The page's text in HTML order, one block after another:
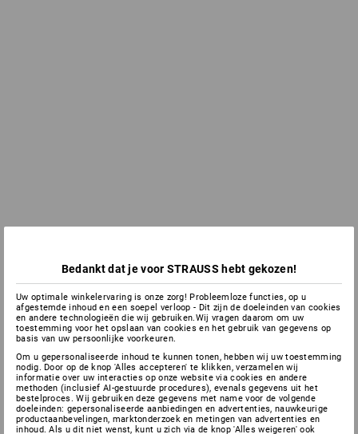
Bedankt dat je voor STRAUSS hebt gekozen!
Uw optimale winkelervaring is onze zorg! Probleemloze functies, op u
afgestemde inhoud en een soepel verloop - Dit zijn de doeleinden van cookies
en andere technologieën die wij gebruiken.Wij vragen daarom om uw
toestemming voor het opslaan van cookies en het gebruik van gegevens op
basis van uw persoonlijke voorkeuren.
Om u gepersonaliseerde inhoud te kunnen tonen, hebben wij uw toestemming
nodig. Door op de knop 'Alles accepteren' te klikken, verzamelen wij
informatie over uw interacties op onze website via cookies en andere
methoden (inclusief AI-gestuurde procedures), evenals gegevens uit het
bestelproces. Wij gebruiken deze gegevens met name voor de volgende
doeleinden: gepersonaliseerde aanbiedingen en advertenties, nauwkeurige
productaanbevelingen, marktonderzoek en metingen van advertenties en
inhoud. Als u dit niet wenst, kunt u zich via de knop 'Alles weigeren' ook